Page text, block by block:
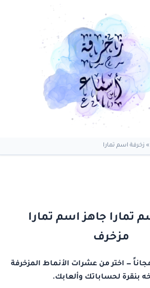
» زخرفة اسم تمارا
تمارا جاهز اسم تمارا
مزخرف
— اختر من عشرات الأنماط المزخرفة
بنقرة لحساباتك وألعابك.